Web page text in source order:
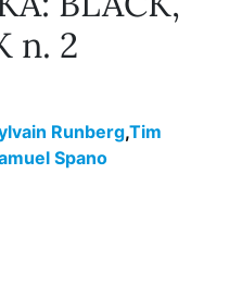
n. 2
Runberg,Tim
Spano